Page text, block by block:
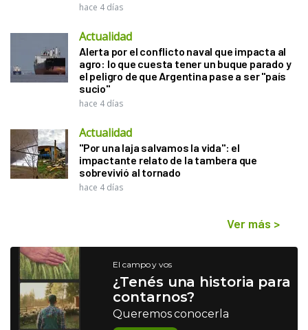
hace 4 días
Actualidad
Alerta por el conflicto naval que impacta al
agro: lo que cuesta tener un buque parado y
el peligro de que Argentina pase a ser "país
sucio"
hace 4 días
Actualidad
"Por una laja salvamos la vida": el
impactante relato de la tambera que
sobrevivió al tornado
hace 4 días
Ver más >
El campo y vos
¿Tenés una historia para
contarnos?
Queremos conocerla